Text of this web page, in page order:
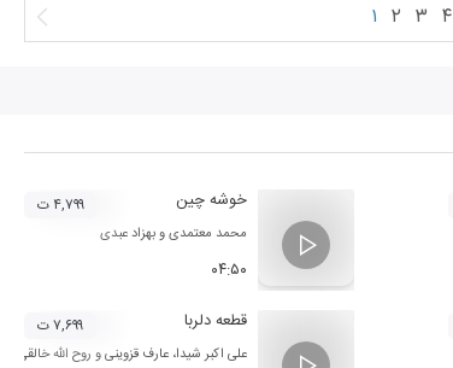
۱ ۲ ۳ ۴
خوشه چین
محمد معتمدیوبهزاد عبدی
۰۴:۵۰
۴,۷۹۹ ت
قطعه دلربا
علی اکبر شیدا، عارف قزوینیو روح الله خالقی
۷,۶۹۹ ت